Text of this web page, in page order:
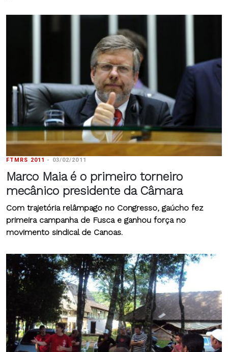
FTMRS 2011 - 03/02/2011
Marco Maia é o primeiro torneiro
mecânico presidente da Câmara
Com trajetória relâmpago no Congresso, gaúcho fez
primeira campanha de Fusca e ganhou força no
movimento sindical de Canoas.